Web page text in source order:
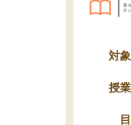
対
授